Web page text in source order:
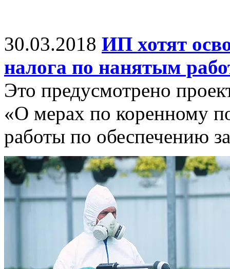
30.03.2018 ИП хотят
налога по нанятым
Это предусмотрено
«О мерах по коренному
работы по обеспечению